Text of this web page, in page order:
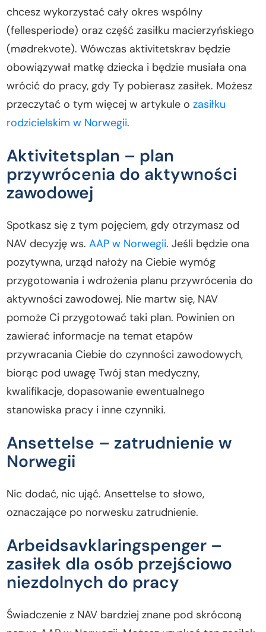
chcesz wykorzystać cały okres wspólny
(fellesperiode) oraz część zasiłku macierzyńskiego
(mødrekvote). Wówczas aktivitetskrav będzie
obowiązywał matkę dziecka i będzie musiała ona
wrócić do pracy, gdy Ty pobierasz zasiłek. Możesz
przeczytać o tym więcej w artykule ozasiłku
rodzicielskim w Norwegii.
Aktivitetsplan – plan
przywrócenia do aktywności
zawodowej
Spotkasz się z tym pojęciem, gdy otrzymasz od
NAV decyzję ws.AAP w Norwegii. Jeśli będzie ona
pozytywna, urząd nałoży na Ciebie wymóg
przygotowania i wdrożenia planu przywrócenia do
aktywności zawodowej. Nie martw się, NAV
pomoże Ci przygotować taki plan. Powinien on
zawierać informacje na temat etapów
przywracania Ciebie do czynności zawodowych,
biorąc pod uwagę Twój stan medyczny,
kwalifikacje, dopasowanie ewentualnego
stanowiska pracy i inne czynniki.
Ansettelse – zatrudnienie w
Norwegii
Nic dodać, nic ująć. Ansettelse to słowo,
oznaczające po norwesku zatrudnienie.
Arbeidsavklaringspenger –
zasiłek dla osób przejściowo
niezdolnych do pracy
Świadczenie z NAV bardziej znane pod skróconą